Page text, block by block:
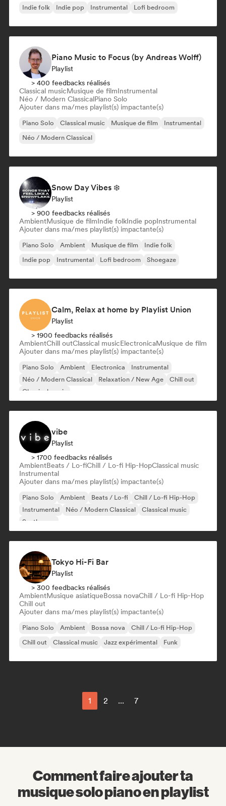
Indie folk
Indie pop Instrumental Lofi bedroom
Piano Music to Focus (by Andreas Wolff)
Playlist
> 400 feedbacks réalisés
Classical musicMusique de filmInstrumental
Néo / Modern ClassicalPiano Solo
Ajouter dans ma/mes playlist(s) impactante(s)
Piano Solo Classical music Musique de film
Instrumental
Néo / Modern Classical
Snow Day Vibes ❄️
Playlist
> 900 feedbacks réalisés
AmbientMusique de filmIndie folkIndie popInstrumental
Ajouter dans ma/mes playlist(s) impactante(s)
Piano Solo Ambient Musique de film
Indie folk
Indie pop
Instrumental Lofi bedroom Shoegaze
Calm, Relax at home by Playlist Union
Playlist
> 1900 feedbacks réalisés
AmbientChill outClassical musicElectronicaMusique de film
Ajouter dans ma/mes playlist(s) impactante(s)
Piano Solo Ambient Electronica
Instrumental
Néo / Modern Classical
Relaxation / New Age
Chill out
Classical music
vibe
Playlist
> 1700 feedbacks réalisés
AmbientBeats / Lo-fiChill / Lo-fi Hip-HopClassical music
Instrumental
Ajouter dans ma/mes playlist(s) impactante(s)
Piano Solo Ambient Beats / Lo-fi
Chill / Lo-fi Hip-Hop
Instrumental
Néo / Modern Classical
Classical music
Synthwave
Tokyo Hi-Fi Bar
Playlist
> 300 feedbacks réalisés
AmbientMusique asiatiqueBossa novaChill / Lo-fi Hip-Hop
Chill out
Ajouter dans ma/mes playlist(s) impactante(s)
Piano Solo Ambient Bossa nova
Chill / Lo-fi Hip-Hop
Chill out
Classical music Jazz expérimental Funk
1 2 ... 7
Comment faire ajouter ta
musique solo piano en playlist